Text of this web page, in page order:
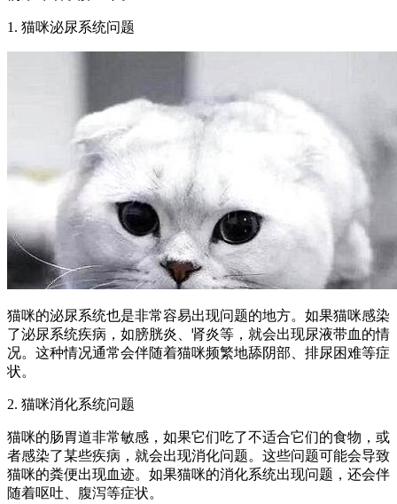
1. 猫咪泌尿系统问题
猫咪的泌尿系统也是非常容易出现问题的地方。如果猫咪感染
了泌尿系统疾病，如膀胱炎、肾炎等，就会出现尿液带血的情
况。这种情况通常会伴随着猫咪频繁地舔阴部、排尿困难等症
状。
2. 猫咪消化系统问题
猫咪的肠胃道非常敏感，如果它们吃了不适合它们的食物，或
者感染了某些疾病，就会出现消化问题。这些问题可能会导致
猫咪的粪便出现血迹。如果猫咪的消化系统出现问题，还会伴
随着呕吐、腹泻等症状。